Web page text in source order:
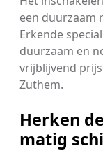
een duurzaam
Erkende
duurzaam en
vrijblijvend
Zuthem.
Herken
matig